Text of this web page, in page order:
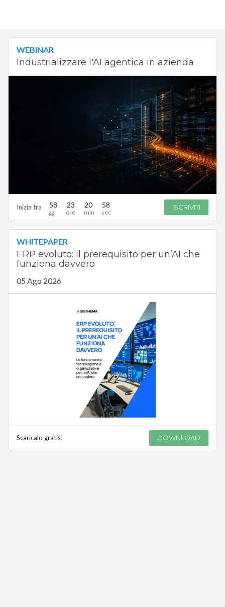
WEBINAR
Industrializzare l'AI agentica in azienda
Inizia tra 58 23 20 57 ISCRIVITI
WHITEPAPER
ERP evoluto: il prerequisito per un’AI che
funziona davvero
05 Ago 2026
Scaricalo gratis! DOWNLOAD